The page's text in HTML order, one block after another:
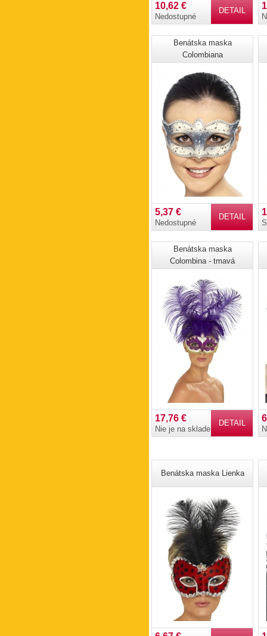
DETAIL
10,62 €
Nedostupné
Benátska maska
Colombiana
DETAIL
5,37 €
Nedostupné
Benátska maska
Colombina - tmavá
DETAIL
17,76 €
Nie je na sklade
Benátska maska Lienka